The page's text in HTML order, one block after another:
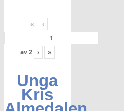
« ‹
av2 › »
Unga
Kris